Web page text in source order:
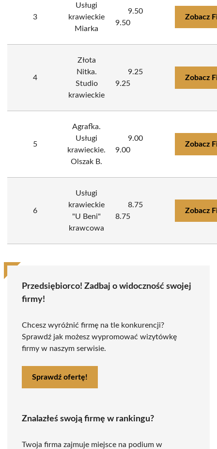
3
Usługi
krawieckie
Miarka
9.50
9.50
Zobacz
4
Złota
Nitka.
Studio
krawieckie
9.25
9.25
Zobacz
5
Agrafka.
Usługi
krawieckie.
Olszak B.
9.00
9.00
Zobacz
6
Usługi
krawieckie
"U Beni"
krawcowa
8.75
8.75
Zobacz
Przedsiębiorco! Zadbaj o widoczność swojej
firmy!
Chcesz wyróżnić firmę na tle konkurencji?
Sprawdź jak możesz wypromować wizytówkę
firmy w naszym serwisie.
Sprawdź ofertę!
Znalazłeś swoją firmę w rankingu?
Twoja firma zajmuje miejsce na podium w